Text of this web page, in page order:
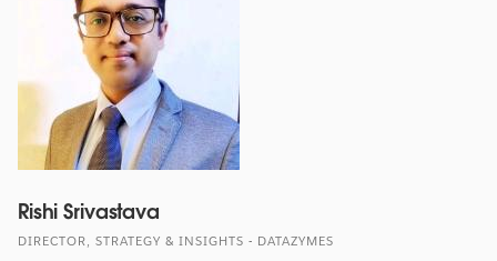
Rishi Srivastava
DIRECTOR, STRATEGY & INSIGHTS - DATAZYMES